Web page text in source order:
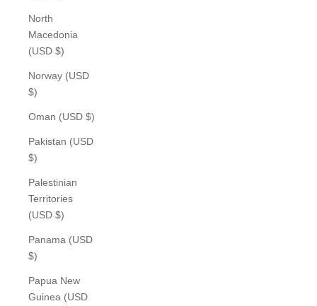
North
Macedonia
(USD $)
Norway (USD
$)
Oman (USD $)
Pakistan (USD
$)
Palestinian
Territories
(USD $)
Panama (USD
$)
Papua New
Guinea (USD